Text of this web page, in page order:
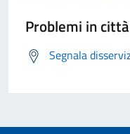
Problemi in città
Segnala